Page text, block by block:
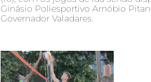
Ginásio Poliesportivo Arnóbio
Governador Valadares.